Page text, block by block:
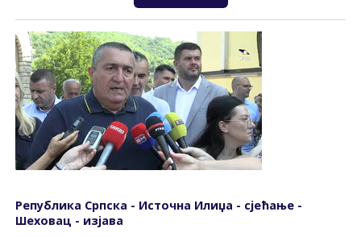
Република Српска - Источна Илиџа - сјећање -
Шеховац - изјава